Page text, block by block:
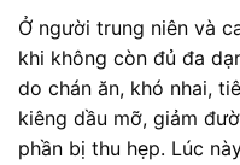
Ở người trung niên và
khi không còn đủ đa
do chán ăn, khó nhai,
kiêng dầu mỡ, giảm
phần bị thu hẹp. Lúc